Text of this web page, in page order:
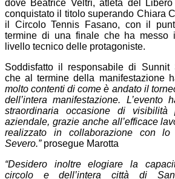
dove Beatrice Veltri, atleta del
conquistato il titolo superando Chiara
il Circolo Tennis Fasano, con il
termine di una finale che ha messo
livello tecnico delle protagoniste.
Soddisfatto il responsabile di Sunnit
che al termine della manifestazione
molto contenti di come è andato il
dell’intera manifestazione. L’evento
straordinaria occasione di
aziendale, grazie anche all’efficace
realizzato in collaborazione con
Severo.” prosegue Marotta
“Desidero inoltre elogiare la
circolo e dell’intera città di